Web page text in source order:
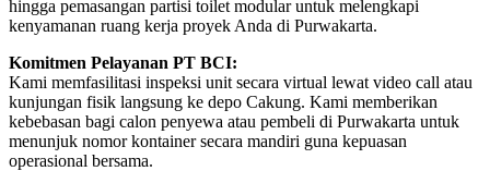
hingga pemasangan partisi toilet modular untuk melengkapi
kenyamanan ruang kerja proyek Anda di Purwakarta.
Komitmen Pelayanan PT BCI:
Kami memfasilitasi inspeksi unit secara virtual lewat video call atau
kunjungan fisik langsung ke depo Cakung. Kami memberikan
kebebasan bagi calon penyewa atau pembeli di Purwakarta untuk
menunjuk nomor kontainer secara mandiri guna kepuasan
operasional bersama.